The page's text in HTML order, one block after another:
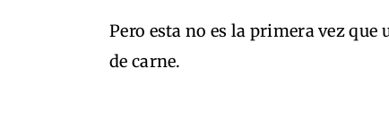
Pero esta no es la primera vez
de carne.